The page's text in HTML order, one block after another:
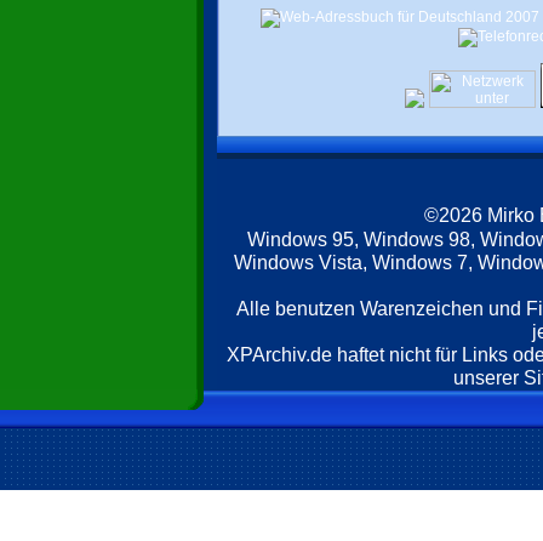
©2026 Mirko
Windows 95, Windows 98,
Windows Vista, Windows 7,
Alle benutzen Warenzeichen und
XPArchiv.de haftet nicht für Links
unserer